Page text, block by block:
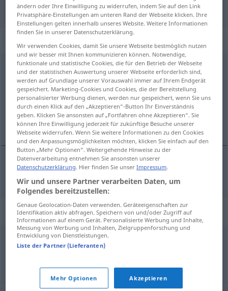
Übersetzung
„heranwachsen“ : intransitives Verb
heranwachsenv/i <irr; sn>
Übersicht aller Übersetzungen
(Für mehr Details die Übersetzung anklicken/antippen)
dorastać <-róść, -rosnąć>
<-róść, -rosnąć> heranwachsen
Synonyme für "heranwachsen"
wachsen,aufwachsen,sprießen
© OpenThesaurus.de
ändern oder Ihre Einwilligung zu widerrufen, indem Sie auf den Link
Privatsphäre-Einstellungen am unteren Rand der Webseite klicken. Ihre
Einstellungen gelten innerhalb unseres Website. Weitere Informationen
finden Sie in unserer Datenschutzerklärung.
Wir verwenden Cookies, damit Sie unsere Webseite bestmöglich nutzen
und wir besser mit Ihnen kommunizieren können. Notwendige,
funktionale und statistische Cookies, die für den Betrieb der Webseite
und der statistischen Auswertung unserer Webseite erforderlich sind,
werden auf Grundlage unserer Vorauswahl immer auf Ihrem Endgerät
gespeichert. Marketing-Cookies und Cookies, die der Bereitstellung
personalisierter Werbung dienen, werden nur gespeichert, wenn Sie uns
durch einen Klick auf den „Akzeptieren“-Button Ihr Einverständnis
geben. Klicken Sie ansonsten auf „Fortfahren ohne Akzeptieren“. Sie
können Ihre Einwilligung jederzeit für zukünftige Besuche unserer
Webseite widerrufen. Wenn Sie weitere Informationen zu den Cookies
und den Anpassungsmöglichkeiten möchten, klicken Sie einfach auf den
Button „Mehr Optionen“. Weitergehende Hinweise zu der
Datenverarbeitung entnehmen Sie ansonsten unserer
Datenschutzerklärung. Hier finden Sie unserImpressum.
Wir und unsere Partner verarbeiten Daten, um
Folgendes bereitzustellen:
Genaue Geolocation-Daten verwenden. Geräteeigenschaften zur
Identifikation aktiv abfragen. Speichern von und/oder Zugriff auf
Informationen auf einem Gerät. Personalisierte Werbung und Inhalte,
Messung von Werbung und Inhalten, Zielgruppenforschung und
Entwicklung von Dienstleistungen.
Liste der Partner (Lieferanten)
Mehr Optionen Akzeptieren